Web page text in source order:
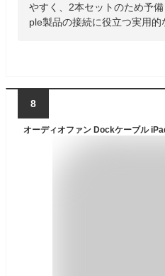
やすく、2本セットのため予
ple製品の接続に役立つ実用的
8